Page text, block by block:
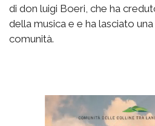
di don luigi Boeri, che ha
della musica e e ha lasciato
comunità.